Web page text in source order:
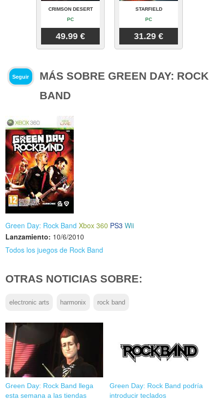
CRIMSON DESERT
PC
49.99 €
STARFIELD
PC
31.29 €
Seguir
MÁS SOBRE GREEN DAY: ROCK
BAND
Green Day: Rock Band Xbox 360 PS3 Wii
Lanzamiento: 10/6/2010
Todos los juegos de Rock Band
OTRAS NOTICIAS SOBRE:
electronic arts harmonix rock band
Green Day: Rock Band llega
esta semana a las tiendas
Green Day: Rock Band podría
introducir teclados